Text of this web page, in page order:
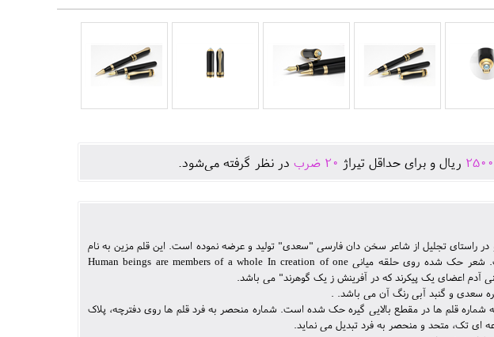
ريال و برای حداقل تيراژ 20 ضرب در نظر گرفته می‌شود.
های سعدی آثاری فاخر هستند که یوروپن در سال 2022 و در راستای تجلیل از شاعر سخن دان فارسی "سعدی" تولید و عرضه نموده است. این قلم مزین به نام
سعدی و یک بیت شعر معروف سعدی روی حلقه میانی است. شعر حک شده روی حلقه میانی Human beings are members of a whole In creation of one
سعدی و گنبد آبی رنگ آن می باشد. .
قلم ها در مقطع بالایی گیره حک شده است. شماره منحصر به فرد قلم ها روی دفترچه، پلاک
تک، متحد و منحصر به فرد تبدیل می نماید.